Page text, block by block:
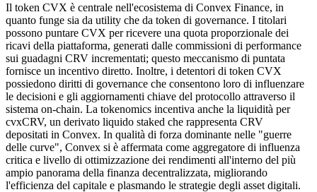
Il token CVX è centrale nell'ecosistema di Convex Finance, in
quanto funge sia da utility che da token di governance. I titolari
possono puntare CVX per ricevere una quota proporzionale dei
ricavi della piattaforma, generati dalle commissioni di performance
sui guadagni CRV incrementati; questo meccanismo di puntata
fornisce un incentivo diretto. Inoltre, i detentori di token CVX
possiedono diritti di governance che consentono loro di influenzare
le decisioni e gli aggiornamenti chiave del protocollo attraverso il
sistema on-chain. La tokenomics incentiva anche la liquidità per
cvxCRV, un derivato liquido staked che rappresenta CRV
depositati in Convex. In qualità di forza dominante nelle "guerre
delle curve", Convex si è affermata come aggregatore di influenza
critica e livello di ottimizzazione dei rendimenti all'interno del più
ampio panorama della finanza decentralizzata, migliorando
l'efficienza del capitale e plasmando le strategie degli asset digitali.